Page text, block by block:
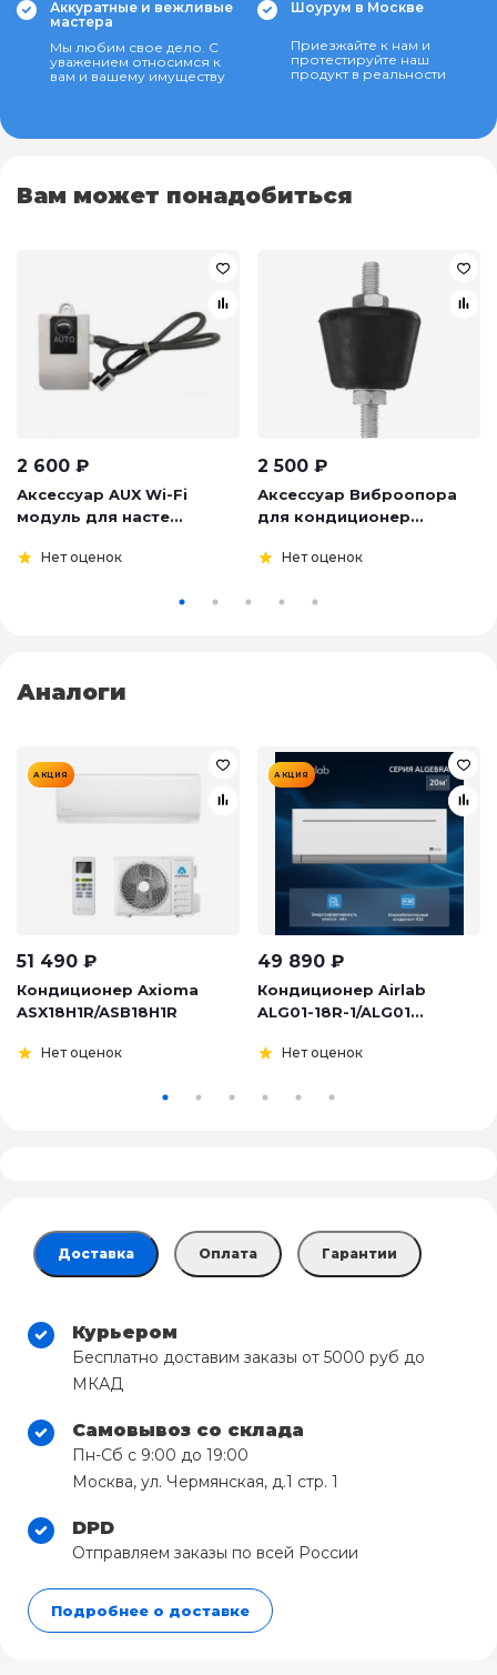
Аккуратные и вежливые
мастера
Мы любим свое дело. С
уважением относимся к
вам и вашему имуществу
Шоурум в Москве
Приезжайте к нам и
протестируйте наш
продукт в реальности
Вам может понадобиться
2 600 ₽
Аксессуар AUX Wi-Fi
модуль для насте...
Нет оценок
2 500 ₽
Аксессуар Виброопора
для кондиционер...
Нет оценок
Аналоги
АКЦИЯ
51 490 ₽
Кондиционер Axioma
ASX18H1R/ASB18H1R
Нет оценок
АКЦИЯ
49 890 ₽
Кондиционер Airlab
ALG01-18R-1/ALG01...
Нет оценок
Доставка Оплата Гарантии
Курьером
Бесплатно доставим заказы от 5000 руб до
МКАД
Самовывоз со склада
Пн-Сб с 9:00 до 19:00
Москва, ул. Чермянская, д.1 стр. 1
DPD
Отправляем заказы по всей России
Подробнее о доставке